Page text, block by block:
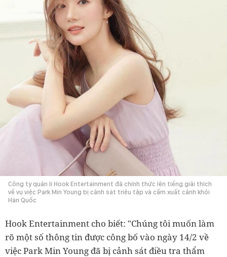
Công ty quản lí Hook Entertainment đã chính thức lên tiếng giải thích
về vụ việc Park Min Young bị cảnh sát triệu tập và cấm xuất cảnh khỏi
Hàn Quốc
Hook Entertainment cho biết: "Chúng tôi muốn làm
rõ một số thông tin được công bố vào ngày 14/2 về
việc Park Min Young đã bị cảnh sát điều tra thẩm